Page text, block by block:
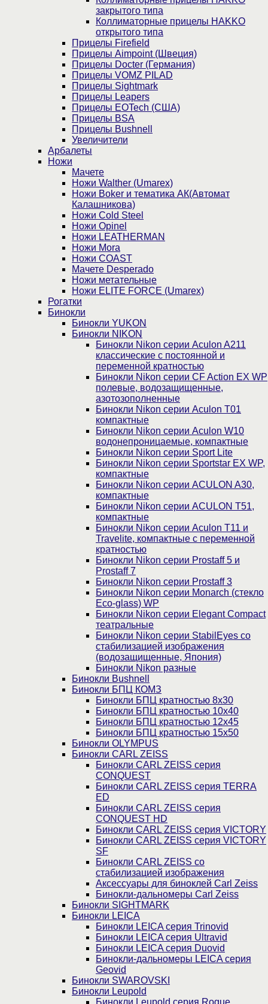
закрытого типа
Коллиматорные прицелы HAKKO
открытого типа
Прицелы Firefield
Прицелы Aimpoint (Швеция)
Прицелы Docter (Германия)
Прицелы VOMZ PILAD
Прицелы Sightmark
Прицелы Leapers
Прицелы EOTech (США)
Прицелы BSA
Прицелы Bushnell
Увеличители
Арбалеты
Ножи
Мачете
Ножи Walther (Umarex)
Ножи Boker и тематика АК(Автомат
Калашникова)
Ножи Cold Steel
Ножи Opinel
Ножи LEATHERMAN
Ножи Mora
Ножи COAST
Мачете Desperado
Ножи метательные
Ножи ELITE FORCE (Umarex)
Рогатки
Бинокли
Бинокли YUKON
Бинокли NIKON
Бинокли Nikon серии Aculon A211
классические с постоянной и
переменной кратностью
Бинокли Nikon серии СF Action EX WP
полевые, водозащищенные,
азотозополненные
Бинокли Nikon серии Aculon T01
компактные
Бинокли Nikon серии Aculon W10
водонепроницаемые, компактные
Бинокли Nikon серии Sport Lite
Бинокли Nikon серии Sportstar EX WP,
компактные
Бинокли Nikon серии ACULON A30,
компактные
Бинокли Nikon серии ACULON Т51,
компактные
Бинокли Nikon серии Aculon T11 и
Travelite, компактные с переменной
кратностью
Бинокли Nikon серии Prostaff 5 и
Prostaff 7
Бинокли Nikon серии Prostaff 3
Бинокли Nikon серии Monarch (стекло
Eco-glass) WP
Бинокли Nikon серии Elegant Compact
театральные
Бинокли Nikon серии StabilEyes со
стабилизацией изображения
(водозащищенные, Япония)
Бинокли Nikon разные
Бинокли Bushnell
Бинокли БПЦ КОМЗ
Бинокли БПЦ кратностью 8х30
Бинокли БПЦ кратностью 10х40
Бинокли БПЦ кратностью 12х45
Бинокли БПЦ кратностью 15х50
Бинокли OLYMPUS
Бинокли CARL ZEISS
Бинокли CARL ZEISS серия
CONQUEST
Бинокли CARL ZEISS серия TERRA
ED
Бинокли CARL ZEISS серия
CONQUEST HD
Бинокли CARL ZEISS серия VICTORY
Бинокли CARL ZEISS серия VICTORY
SF
Бинокли CARL ZEISS со
стабилизацией изображения
Аксессуары для биноклей Carl Zeiss
Бинокли-дальномеры Carl Zeiss
Бинокли SIGHTMARK
Бинокли LEICA
Бинокли LEICA серия Trinovid
Бинокли LEICA серия Ultravid
Бинокли LEICA серия Duovid
Бинокли-дальномеры LEICA серия
Geovid
Бинокли SWAROVSKI
Бинокли Leupold